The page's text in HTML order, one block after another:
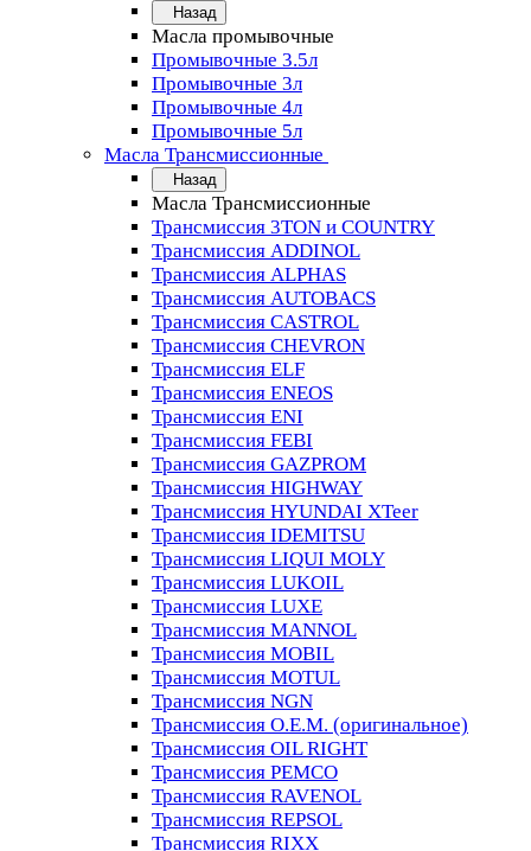
Назад
Масла промывочные
Промывочные 3.5л
Промывочные 3л
Промывочные 4л
Промывочные 5л
Масла Трансмиссионные
Назад
Масла Трансмиссионные
Трансмиссия 3TON и COUNTRY
Трансмиссия ADDINOL
Трансмиссия ALPHAS
Трансмиссия AUTOBACS
Трансмиссия CASTROL
Трансмиссия CHEVRON
Трансмиссия ELF
Трансмиссия ENEOS
Трансмиссия ENI
Трансмиссия FEBI
Трансмиссия GAZPROM
Трансмиссия HIGHWAY
Трансмиссия HYUNDAI XTeer
Трансмиссия IDEMITSU
Трансмиссия LIQUI MOLY
Трансмиссия LUKOIL
Трансмиссия LUXE
Трансмиссия MANNOL
Трансмиссия MOBIL
Трансмиссия MOTUL
Трансмиссия NGN
Трансмиссия O.E.M. (оригинальное)
Трансмиссия OIL RIGHT
Трансмиссия PEMCO
Трансмиссия RAVENOL
Трансмиссия REPSOL
Трансмиссия RIXX